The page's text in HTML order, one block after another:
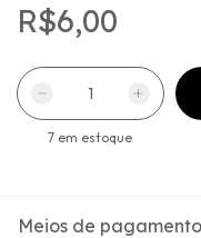
R$6,00
7 em estoque
Meios de pagamento